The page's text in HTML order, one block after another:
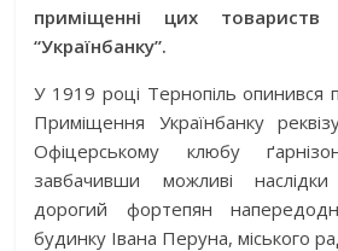
приміщенні цих
“Українбанку”.
У 1919 році Тернопіль опинився
Приміщення Українбанку
Офіцерському клюбу
завбачивши можливі наслідки
дорогий фортепян
будинку Івана Перуна, міського